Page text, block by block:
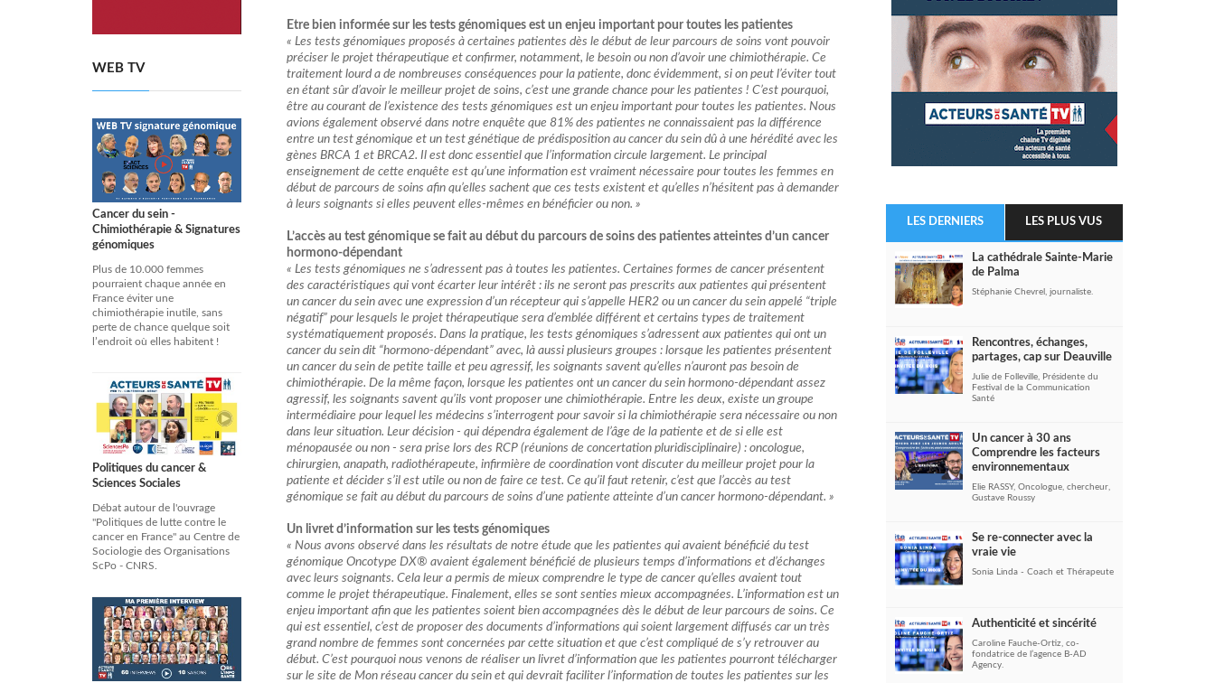
WEB TV
Cancer du sein -
Chimiothérapie & Signatures
génomiques
Plus de 10.000 femmes
pourraient chaque année en
France éviter une
chimiothérapie inutile, sans
perte de chance quelque soit
l’endroit où elles habitent !
Politiques du cancer &
Sciences Sociales
Débat autour de l'ouvrage
"Politiques de lutte contre le
cancer en France" au Centre de
Sociologie des Organisations
ScPo - CNRS.
Etre bien informée sur les tests génomiques est un enjeu important pour toutes les patientes
« Les tests génomiques proposés à certaines patientes dès le début de leur parcours de soins vont pouvoir
préciser le projet thérapeutique et confirmer, notamment, le besoin ou non d’avoir une chimiothérapie. Ce
traitement lourd a de nombreuses conséquences pour la patiente, donc évidemment, si on peut l’éviter tout
en étant sûr d’avoir le meilleur projet de soins, c’est une grande chance pour les patientes ! C’est pourquoi,
être au courant de l’existence des tests génomiques est un enjeu important pour toutes les patientes. Nous
avions également observé dans notre enquête que 81% des patientes ne connaissaient pas la différence
entre un test génomique et un test génétique de prédisposition au cancer du sein dû à une hérédité avec les
gènes BRCA 1 et BRCA2. Il est donc essentiel que l’information circule largement. Le principal
enseignement de cette enquête est qu’une information est vraiment nécessaire pour toutes les femmes en
début de parcours de soins afin qu’elles sachent que ces tests existent et qu’elles n’hésitent pas à demander
à leurs soignants si elles peuvent elles-mêmes en bénéficier ou non. »
L’accès au test génomique se fait au début du parcours de soins des patientes atteintes d’un cancer
hormono-dépendant
« Les tests génomiques ne s’adressent pas à toutes les patientes. Certaines formes de cancer présentent
des caractéristiques qui vont écarter leur intérêt : ils ne seront pas prescrits aux patientes qui présentent
un cancer du sein avec une expression d’un récepteur qui s’appelle HER2 ou un cancer du sein appelé “triple
négatif” pour lesquels le projet thérapeutique sera d’emblée différent et certains types de traitement
systématiquement proposés. Dans la pratique, les tests génomiques s’adressent aux patientes qui ont un
cancer du sein dit “hormono-dépendant” avec, là aussi plusieurs groupes : lorsque les patientes présentent
un cancer du sein de petite taille et peu agressif, les soignants savent qu’elles n’auront pas besoin de
chimiothérapie. De la même façon, lorsque les patientes ont un cancer du sein hormono-dépendant assez
agressif, les soignants savent qu’ils vont proposer une chimiothérapie. Entre les deux, existe un groupe
intermédiaire pour lequel les médecins s’interrogent pour savoir si la chimiothérapie sera nécessaire ou non
dans leur situation. Leur décision - qui dépendra également de l’âge de la patiente et de si elle est
ménopausée ou non - sera prise lors des RCP (réunions de concertation pluridisciplinaire) : oncologue,
chirurgien, anapath, radiothérapeute, infirmière de coordination vont discuter du meilleur projet pour la
patiente et décider s’il est utile ou non de faire ce test. Ce qu’il faut retenir, c’est que l’accès au test
génomique se fait au début du parcours de soins d’une patiente atteinte d’un cancer hormono-dépendant. »
Un livret d’information sur les tests génomiques
« Nous avons observé dans les résultats de notre étude que les patientes qui avaient bénéficié du test
génomique Oncotype DX® avaient également bénéficié de plusieurs temps d’informations et d’échanges
avec leurs soignants. Cela leur a permis de mieux comprendre le type de cancer qu’elles avaient tout
comme le projet thérapeutique. Finalement, elles se sont senties mieux accompagnées. L’information est un
enjeu important afin que les patientes soient bien accompagnées dès le début de leur parcours de soins. Ce
qui est essentiel, c’est de proposer des documents d’informations qui soient largement diffusés car un très
grand nombre de femmes sont concernées par cette situation et que c’est compliqué de s’y retrouver au
début. C’est pourquoi nous venons de réaliser un livret d’information que les patientes pourront télécharger
sur le site de Mon réseau cancer du sein et qui devrait faciliter l’information de toutes les patientes sur les
LES DERNIERS LES PLUS VUS
La cathédrale Sainte-Marie
de Palma
Stéphanie Chevrel, journaliste.
Rencontres, échanges,
partages, cap sur Deauville
Julie de Folleville, Présidente du
Festival de la Communication
Santé
Un cancer à 30 ans
Comprendre les facteurs
environnementaux
Elie RASSY, Oncologue, chercheur,
Gustave Roussy
Se re-connecter avec la
vraie vie
Sonia Linda - Coach et Thérapeute
Authenticité et sincérité
Caroline Fauche-Ortiz, co-
fondatrice de l’agence B-AD
Agency.